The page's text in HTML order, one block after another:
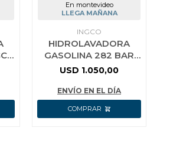
En montevideo
LLEGA MAÑANA
INGCO
HIDROLAVADORA
GASOLINA 282 BAR
8.5HP INDUSTRIAL
INGCO GHPW2203
USD 1.050,00
ENVÍO EN EL DÍA